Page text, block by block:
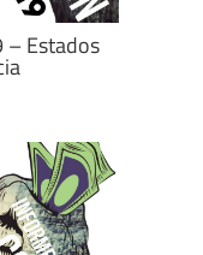
– Estados